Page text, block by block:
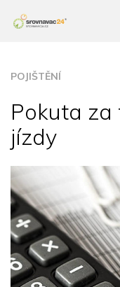
POJIŠTĚNÍ
Pokuta za
jízdy